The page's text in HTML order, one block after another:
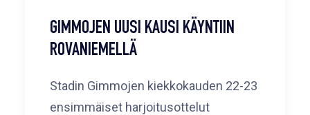
GIMMOJEN UUSI KAUSI KÄYNTIIN
ROVANIEMELLÄ
Stadin Gimmojen kiekkokauden 22-23
ensimmäiset harjoitusottelut